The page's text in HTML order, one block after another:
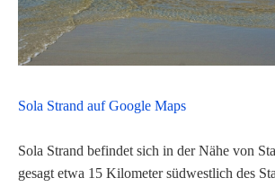
Sola Strand auf Google Maps
Sola Strand befindet sich in der Nähe von
gesagt etwa 15 Kilometer südwestlich des